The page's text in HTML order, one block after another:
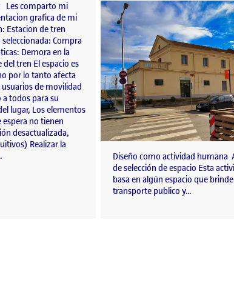
Les comparto mi
grafica de mi
Estacion de tren
Compra
Demora en la
tren El espacio es
por lo tanto afecta
de movilidad
todos para su
lugar, Los elementos
espera no tienen
desactualizada,
Realizar la
Diseño como actividad humana
de selección de espacio Esta
basa en algún espacio que
transporte publico y…